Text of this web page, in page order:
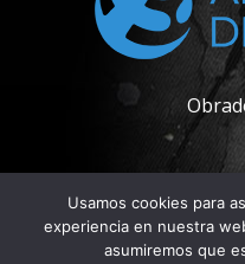
Usamos cookies para
experiencia en nuestra
asumiremos que